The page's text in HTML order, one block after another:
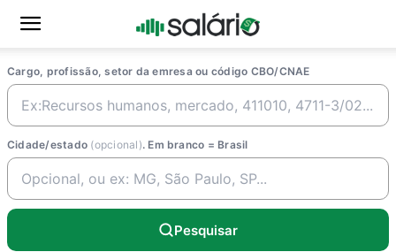
Cargo, profissão, setor da emresa ou código CBO/CNAE
Cidade/estado (opcional). Em branco = Brasil
Pesquisar